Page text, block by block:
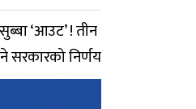
‘आउट’ ! तीन
सरकारको निर्णय